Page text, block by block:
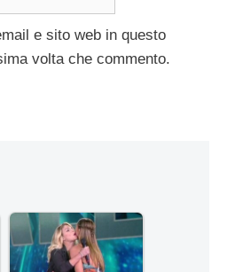
e sito web in questo
volta che commento.